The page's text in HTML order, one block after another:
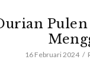
16 Februari 2024